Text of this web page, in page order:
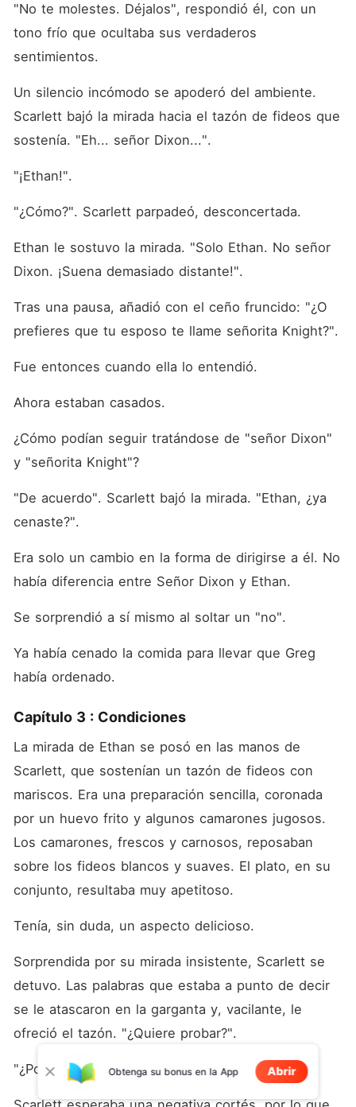
"No te molestes. Déjalos", respondió él, con un
tono frío que ocultaba sus verdaderos
sentimientos.
Un silencio incómodo se apoderó del ambiente.
Scarlett bajó la mirada hacia el tazón de fideos que
sostenía. "Eh... señor Dixon...".
"¡Ethan!".
"¿Cómo?". Scarlett parpadeó, desconcertada.
Ethan le sostuvo la mirada. "Solo Ethan. No señor
Dixon. ¡Suena demasiado distante!".
Tras una pausa, añadió con el ceño fruncido: "¿O
prefieres que tu esposo te llame señorita Knight?".
Fue entonces cuando ella lo entendió.
Ahora estaban casados.
¿Cómo podían seguir tratándose de "señor Dixon"
y "señorita Knight"?
"De acuerdo". Scarlett bajó la mirada. "Ethan, ¿ya
cenaste?".
Era solo un cambio en la forma de dirigirse a él. No
había diferencia entre Señor Dixon y Ethan.
Se sorprendió a sí mismo al soltar un "no".
Ya había cenado la comida para llevar que Greg
había ordenado.
Capítulo 3 : Condiciones
La mirada de Ethan se posó en las manos de
Scarlett, que sostenían un tazón de fideos con
mariscos. Era una preparación sencilla, coronada
por un huevo frito y algunos camarones jugosos.
Los camarones, frescos y carnosos, reposaban
sobre los fideos blancos y suaves. El plato, en su
conjunto, resultaba muy apetitoso.
Tenía, sin duda, un aspecto delicioso.
Sorprendida por su mirada insistente, Scarlett se
detuvo. Las palabras que estaba a punto de decir
se le atascaron en la garganta y, vacilante, le
ofreció el tazón. "¿Quiere probar?".
"¿Por qué no?". Obtenga su bonus en la App Abrir